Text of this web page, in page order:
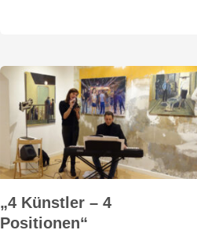
„4 Künstler – 4
Positionen“